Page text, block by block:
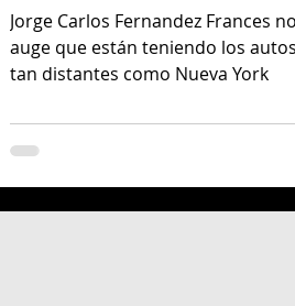
Jose Haddad Musi
Pérez
Últimas noticias
Jorge Carlos Fernandez Frances
auge que están teniendo los
tan distantes como Nueva York